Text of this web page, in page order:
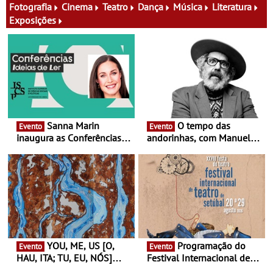
família e muito mais
Fotografia Cinema Teatro Dança Música
Literatura
Exposições
Evento
inaugura as Conferências
Antiga primeira-ministra da
Finlândia é a convidada da
primeira edição do novo
ciclo de debates dedicado
aos grandes temas do
nosso tempo
Evento
andorinhas, com Manuel
Atum - Concerto
performance na MAAT
Gallery a 3 de Setembro,
19:30
Evento
HAU, ITA; TU, EU, NÓS]
Evento
Festival Internacional de